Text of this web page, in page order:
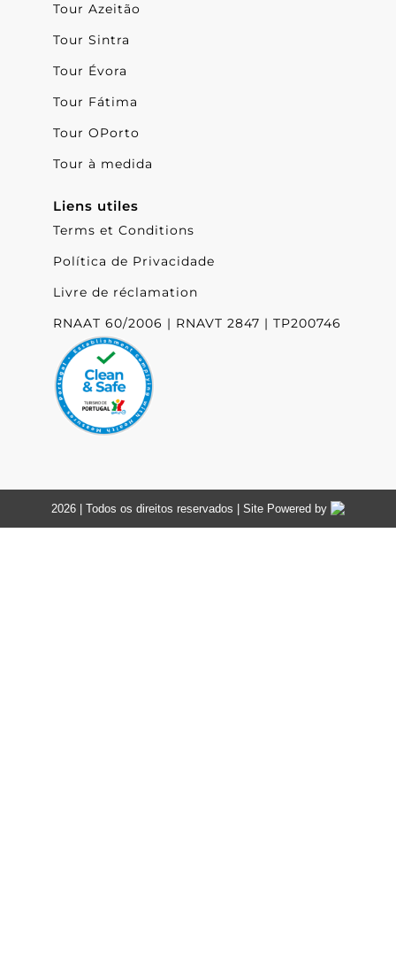
Tour Azeitão
Tour Sintra
Tour Évora
Tour Fátima
Tour OPorto
Tour à medida
Liens utiles
Terms et Conditions
Política de Privacidade
Livre de réclamation
RNAAT 60/2006 | RNAVT 2847 | TP200746
2026 | Todos os direitos reservados | Site Powered by